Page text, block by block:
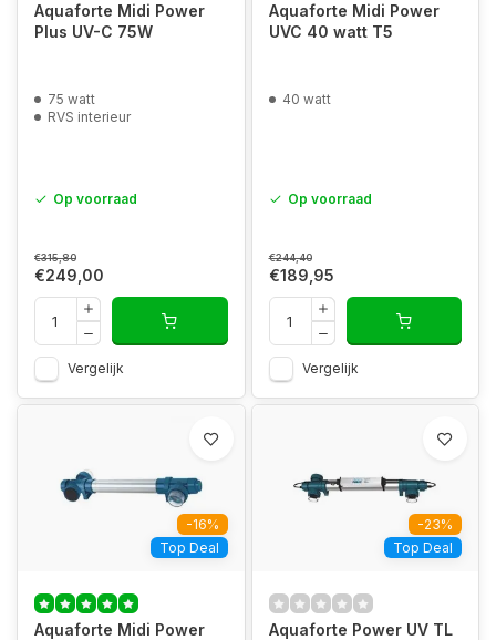
Aquaforte Midi Power
Plus UV-C 75W
75 watt
RVS interieur
Op voorraad
€315,80
€249,00
Vergelijk
Aquaforte Midi Power
UVC 40 watt T5
40 watt
Op voorraad
€244,40
€189,95
Vergelijk
-16%
Top Deal
Aquaforte Midi Power
-23%
Top Deal
Aquaforte Power UV TL